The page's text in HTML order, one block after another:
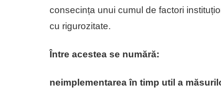
consecința unui cumul de factori
cu rigurozitate.
Între acestea se numără:
neimplementarea în timp util a